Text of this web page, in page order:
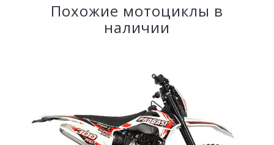
Похожие мотоциклы в
наличии